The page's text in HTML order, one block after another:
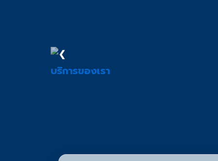
❮
บริการของเรา